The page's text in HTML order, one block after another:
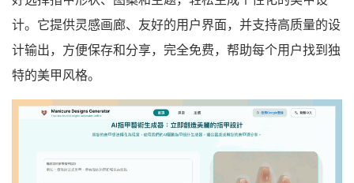
计。它提供灵感画廊、友好的用户界面，并支持高质量的设
计输出，方便保存和分享，完全免费，帮助每个用户找到独
特的美甲风格。